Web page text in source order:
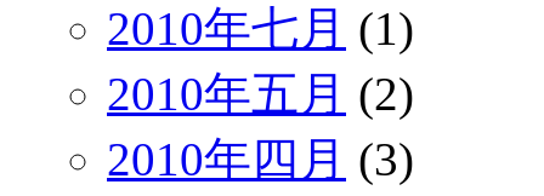
2010年七月 (1)
2010年五月 (2)
2010年四月 (3)